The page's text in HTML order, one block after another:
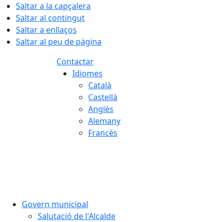
Saltar a la capçalera
Saltar al contingut
Saltar a enllaços
Saltar al peu de pàgina
Contactar
Idiomes
Català
Castellà
Anglès
Alemany
Francès
Govern municipal
Salutació de l'Alcalde